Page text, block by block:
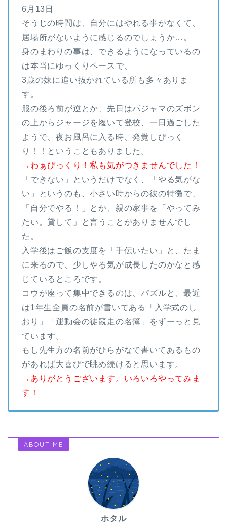
6月13日
そうじの時間は、自分にはやれる事がなくて、
居場所がないように感じるのでしょうか…。
身のまわりの事は、できるようになっているの
は本当にゆっくりペースで、
3歳の妹に追い抜かれている所も多々ありま
す。
服の後ろ前が逆とか、先日はパジャマのズボン
の上からジャージを履いて登校、一日過ごした
ようで、夜お風呂に入る時、発覚しびっく
り！！ということもありました。
→わぁびっくり！私も気がつきませんでした！
「できない」というだけでなく、「やる気がな
い」というのも、小さい時からの彼の特徴で、
「自分でやる！」とか、親の家事を「やってみ
たい。貸して」と言うことがありませんでし
た。
入学後はご飯の支度を「手伝いたい」と、たま
に来るので、少しやる気が成長したのかなと感
じているところです。
コウが座って集中できるのは、パズルと、最近
は1年生全員の名前が書いてある「入学式のし
おり」「運動会の徒競走の名簿」をずーっと見
ています。
もし先生方の名前がひらがなで書いてあるもの
があれば大喜びで眺め続けると思います。
→ありがとうございます。いろいろやってみま
す！
ABOUT ME
ホタル